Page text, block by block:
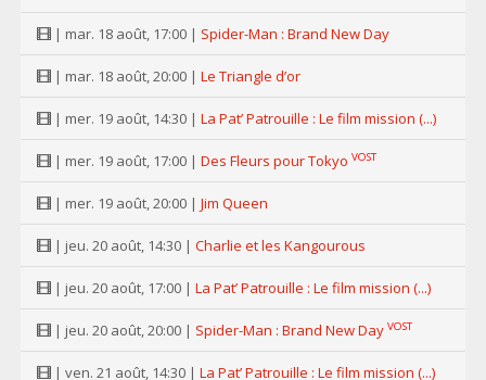
| mar. 18 août, 17:00 | Spider-Man : Brand New Day
| mar. 18 août, 20:00 | Le Triangle d’or
| mer. 19 août, 14:30 | La Pat’ Patrouille : Le film mission (...)
| mer. 19 août, 17:00 | Des Fleurs pour Tokyo VOST
| mer. 19 août, 20:00 | Jim Queen
| jeu. 20 août, 14:30 | Charlie et les Kangourous
| jeu. 20 août, 17:00 | La Pat’ Patrouille : Le film mission (...)
| jeu. 20 août, 20:00 | Spider-Man : Brand New Day VOST
| ven. 21 août, 14:30 | La Pat’ Patrouille : Le film mission (...)